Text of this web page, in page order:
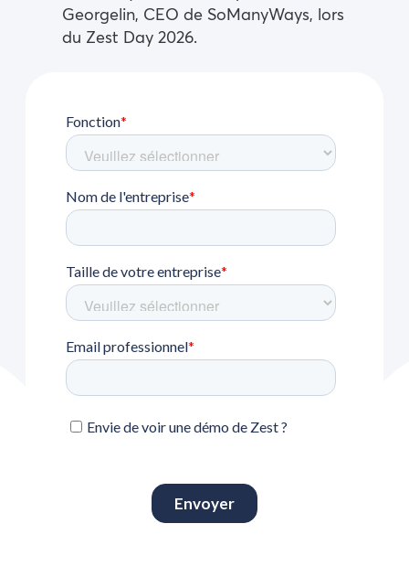
Georgelin, CEO de SoManyWays, lors
du Zest Day 2026.